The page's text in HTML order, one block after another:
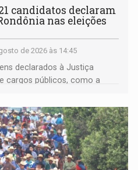
21 candidatos declaram
nas eleições
de 2026 às 14:45
declarados à Justiça
cargos públicos, como a
Magna dos Anjos